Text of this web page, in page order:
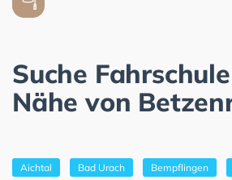
Suche
Nähe von
Aichtal Bad Urach Bempflingen